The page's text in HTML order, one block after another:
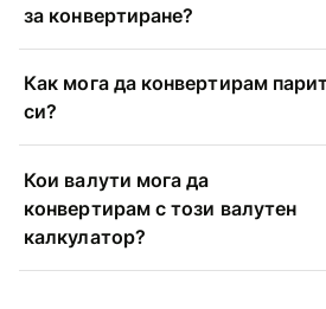
за конвертиране?
Как мога да конвертирам
си?
Кои валути мога да
конвертирам с този валутен
калкулатор?